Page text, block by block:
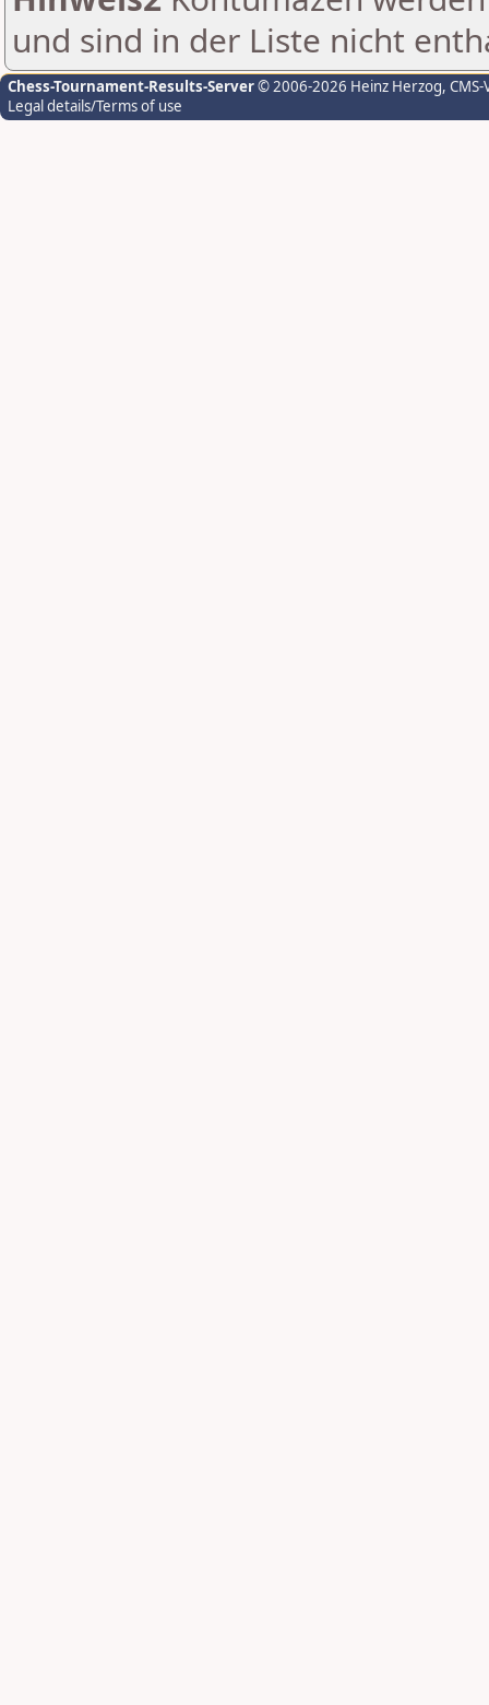
und sind in der Liste nicht
Chess-Tournament-Results-Server© 2006-2026 Heinz Herzog,
Legal details/Terms of use